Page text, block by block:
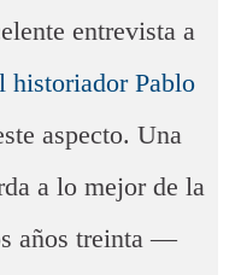
entrevista a
historiador Pablo
aspecto. Una
a lo mejor de la
años treinta —